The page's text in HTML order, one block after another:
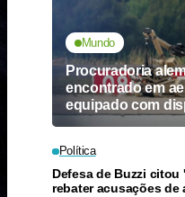
Mundo
Procuradoria
encontrado em
equipado com
Política
Defesa de Buzzi
rebater acusações de